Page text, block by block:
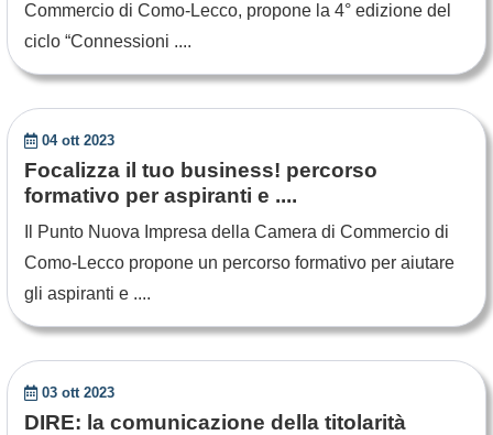
Commercio di Como-Lecco, propone la 4° edizione del
ciclo “Connessioni ....
04 ott 2023
Focalizza il tuo business! percorso
formativo per aspiranti e ....
Il Punto Nuova Impresa della Camera di Commercio di
Como-Lecco propone un percorso formativo per aiutare
gli aspiranti e ....
03 ott 2023
DIRE: la comunicazione della titolarità